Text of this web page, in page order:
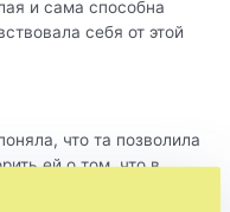
и сама способна
себя от этой
что та позволила
ей о том, что в